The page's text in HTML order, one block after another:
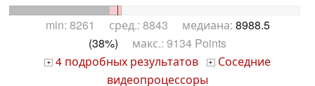
min: 8261 сред.: 8843 медиана: 8988.5
(38%) макс.: 9134 Points
+ 4 подробных результатов + Соседние
видеопроцессоры